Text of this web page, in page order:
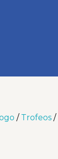
/ Trofeos /